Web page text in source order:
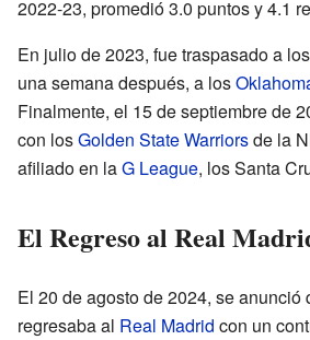
2022-23, promedió 3.0 puntos y 4.1
En julio de 2023, fue traspasado a los
una semana después, a los
Finalmente, el 15 de septiembre de
con losGolden State Warriorsde la
afiliado en laG League, los Santa
El Regreso al Real
El 20 de agosto de 2024, se anunció
regresaba al Real Madrid con un